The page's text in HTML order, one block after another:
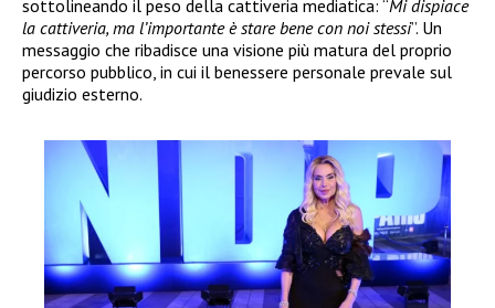
sottolineando il peso della cattiveria mediatica: “Mi dispiace
la cattiveria, ma l’importante è stare bene con noi stessi”. Un
messaggio che ribadisce una visione più matura del proprio
percorso pubblico, in cui il benessere personale prevale sul
giudizio esterno.